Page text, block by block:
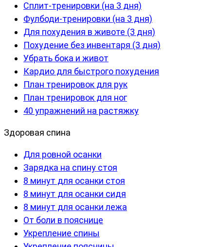
Сплит-тренировки (на 3 дня)
Фулбоди-тренировки (на 3 дня)
Для похудения в животе (3 дня)
Похудение без инвентаря (3 дня)
Убрать бока и живот
Кардио для быстрого похудения
План тренировок для рук
План тренировок для ног
40 упражнений на растяжку
Здоровая спина
Для ровной осанки
Зарядка на спину стоя
8 минут для осанки стоя
8 минут для осанки сидя
8 минут для осанки лежа
От боли в пояснице
Укрепление спины